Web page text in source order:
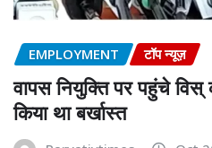
EMPLOYMENT टॉप न्यूज़
वापस नियुक्ति पर पहुंचे विस्
किया था बर्खास्त